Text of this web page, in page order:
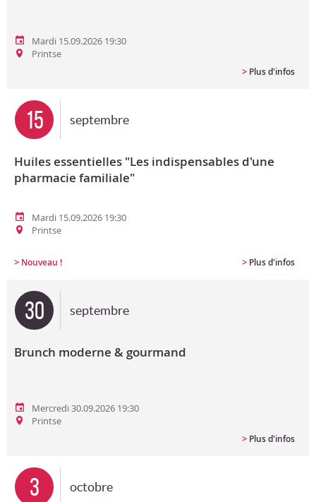
Mardi 15.09.2026 19:30
Printse
> Plus d'infos
15 septembre
Huiles essentielles "Les indispensables d'une
pharmacie familiale"
Mardi 15.09.2026 19:30
Printse
> Nouveau ! > Plus d'infos
30 septembre
Brunch moderne & gourmand
Mercredi 30.09.2026 19:30
Printse
> Plus d'infos
3 octobre